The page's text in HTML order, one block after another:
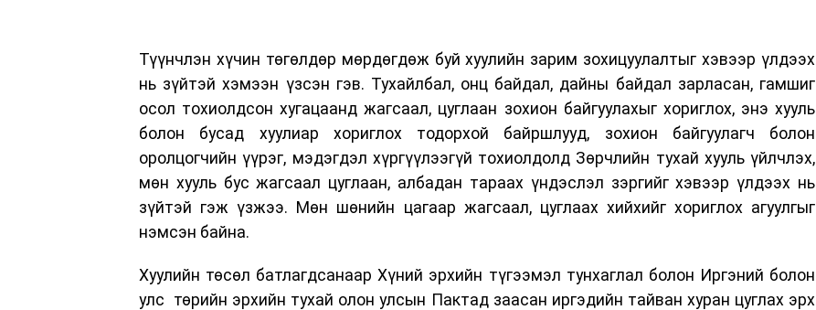
Түүнчлэн хүчин төгөлдөр мөрдөгдөж буй хуулийн зарим зохицуулалтыг хэвээр үлдээх
нь зүйтэй хэмээн үзсэн гэв. Тухайлбал, онц байдал, дайны байдал зарласан, гамшиг
осол тохиолдсон хугацаанд жагсаал, цуглаан зохион байгуулахыг хориглох, энэ хууль
болон бусад хуулиар хориглох тодорхой байршлууд, зохион байгуулагч болон
оролцогчийн үүрэг, мэдэгдэл хүргүүлээгүй тохиолдолд Зөрчлийн тухай хууль үйлчлэх,
мөн хууль бус жагсаал цуглаан, албадан тараах үндэслэл зэргийг хэвээр үлдээх нь
зүйтэй гэж үзжээ. Мөн шөнийн цагаар жагсаал, цуглаах хийхийг хориглох агуулгыг
нэмсэн байна.
Хуулийн төсөл батлагдсанаар Хүний эрхийн түгээмэл тунхаглал болон Иргэний болон
улс төрийн эрхийн тухай олон улсын Пактад заасан иргэдийн тайван хуран цуглах эрх